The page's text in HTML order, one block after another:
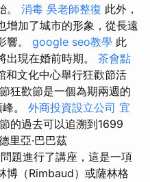
。 消毒 吳老師整復 此外，
增加了城市的形象，從長遠
響。 google seo教學 此
出現在婚前時期。 茶會點
和文化中心舉行狂歡節活
狂歡節是一個為期兩週的
。 外商投資設立公司 宜
的過去可以追溯到1699
里亞·巴巴茲
題進行了講座，這是一項
博（Rimbaud）或薩林格